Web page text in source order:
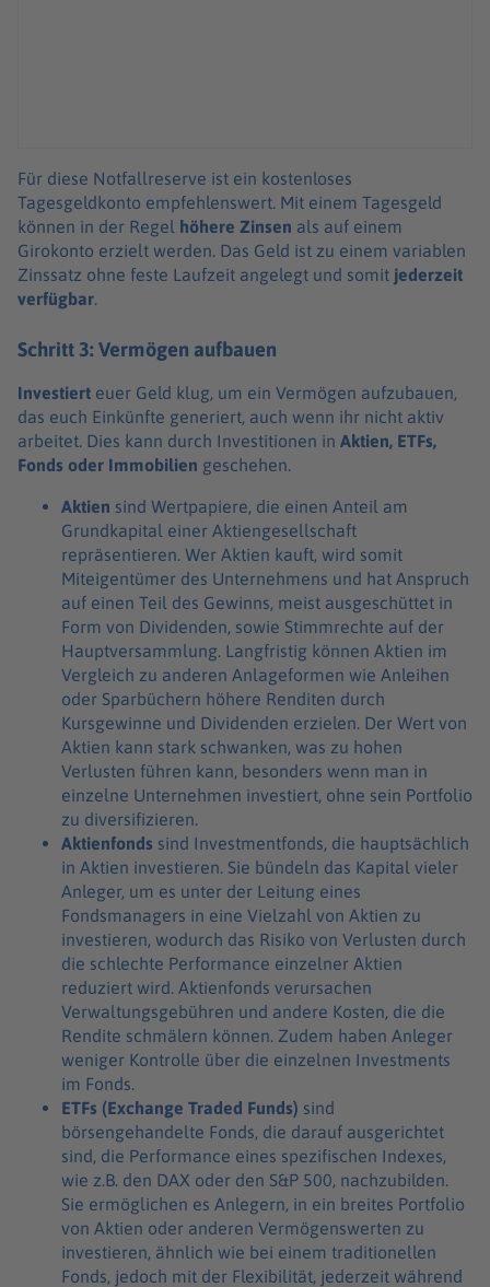
Für diese Notfallreserve ist ein kostenloses
Tagesgeldkonto empfehlenswert. Mit einem Tagesgeld
können in der Regel höhere Zinsen als auf einem
Girokonto erzielt werden. Das Geld ist zu einem variablen
Zinssatz ohne feste Laufzeit angelegt und somit jederzeit
verfügbar.
Schritt 3: Vermögen aufbauen
Investiert euer Geld klug, um ein Vermögen aufzubauen,
das euch Einkünfte generiert, auch wenn ihr nicht aktiv
arbeitet. Dies kann durch Investitionen in Aktien, ETFs,
Fonds oder Immobilien geschehen.
Aktien sind Wertpapiere, die einen Anteil am
Grundkapital einer Aktiengesellschaft
repräsentieren. Wer Aktien kauft, wird somit
Miteigentümer des Unternehmens und hat Anspruch
auf einen Teil des Gewinns, meist ausgeschüttet in
Form von Dividenden, sowie Stimmrechte auf der
Hauptversammlung. Langfristig können Aktien im
Vergleich zu anderen Anlageformen wie Anleihen
oder Sparbüchern höhere Renditen durch
Kursgewinne und Dividenden erzielen. Der Wert von
Aktien kann stark schwanken, was zu hohen
Verlusten führen kann, besonders wenn man in
einzelne Unternehmen investiert, ohne sein Portfolio
zu diversifizieren.
Aktienfonds sind Investmentfonds, die hauptsächlich
in Aktien investieren. Sie bündeln das Kapital vieler
Anleger, um es unter der Leitung eines
Fondsmanagers in eine Vielzahl von Aktien zu
investieren, wodurch das Risiko von Verlusten durch
die schlechte Performance einzelner Aktien
reduziert wird. Aktienfonds verursachen
Verwaltungsgebühren und andere Kosten, die die
Rendite schmälern können. Zudem haben Anleger
weniger Kontrolle über die einzelnen Investments
im Fonds.
ETFs (Exchange Traded Funds) sind
börsengehandelte Fonds, die darauf ausgerichtet
sind, die Performance eines spezifischen Indexes,
wie z.B. den DAX oder den S&P 500, nachzubilden.
Sie ermöglichen es Anlegern, in ein breites Portfolio
von Aktien oder anderen Vermögenswerten zu
investieren, ähnlich wie bei einem traditionellen
Fonds, jedoch mit der Flexibilität, jederzeit während